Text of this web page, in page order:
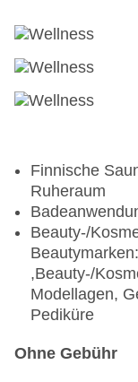
Finnische
Ruheraum
Beauty-/
,Beauty-/
Modellagen,
Pediküre
Ohne Gebühr